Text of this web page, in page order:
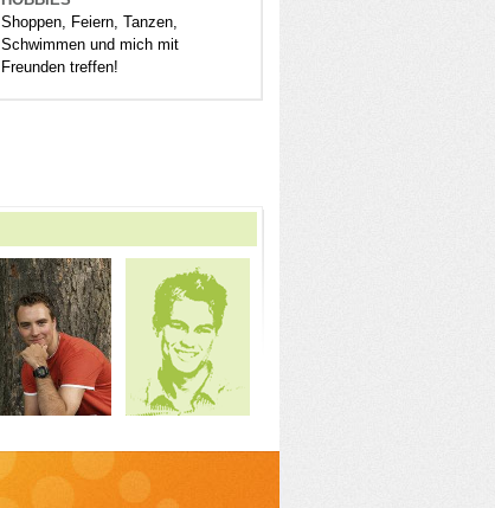
Shoppen, Feiern, Tanzen,
Schwimmen und mich mit
Freunden treffen!